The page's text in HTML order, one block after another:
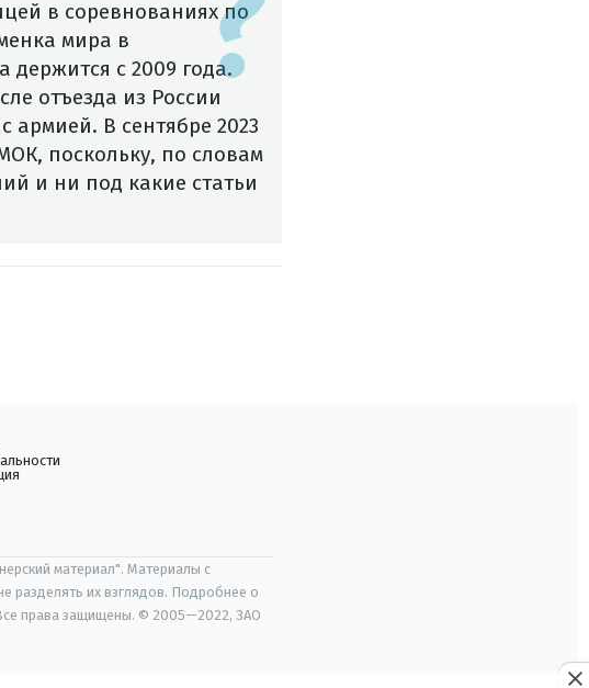
в соревнованиях по
мира в
держится с 2009 года.
отъезда из России
армией. В сентябре 2023
поскольку, по словам
и ни под какие статьи
материал". Материалы с
разделять их взглядов. Подробнее о
права защищены. © 2005—2022, ЗАО